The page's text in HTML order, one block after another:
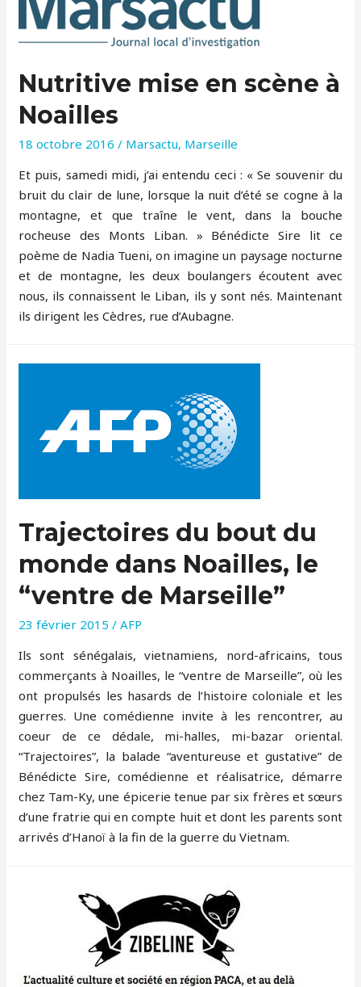
Nutritive mise en scène à
Noailles
18 octobre 2016 / Marsactu, Marseille
Et puis, samedi midi, j’ai entendu ceci : « Se souvenir du
bruit du clair de lune, lorsque la nuit d’été se cogne à la
montagne, et que traîne le vent, dans la bouche
rocheuse des Monts Liban. » Bénédicte Sire lit ce
poème de Nadia Tueni, on imagine un paysage nocturne
et de montagne, les deux boulangers écoutent avec
nous, ils connaissent le Liban, ils y sont nés. Maintenant
ils dirigent les Cèdres, rue d’Aubagne.
Trajectoires du bout du
monde dans Noailles, le
“ventre de Marseille”
23 février 2015 /AFP
Ils sont sénégalais, vietnamiens, nord-africains, tous
commerçants à Noailles, le “ventre de Marseille”, où les
ont propulsés les hasards de l’histoire coloniale et les
guerres. Une comédienne invite à les rencontrer, au
coeur de ce dédale, mi-halles, mi-bazar oriental.
“Trajectoires”, la balade “aventureuse et gustative” de
Bénédicte Sire, comédienne et réalisatrice, démarre
chez Tam-Ky, une épicerie tenue par six frères et sœurs
d’une fratrie qui en compte huit et dont les parents sont
arrivés d’Hanoï à la fin de la guerre du Vietnam.